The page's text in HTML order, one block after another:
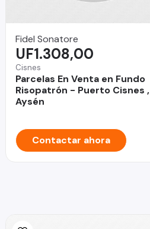
Fidel Sonatore
Cisnes
Parcelas En Venta en Fundo
Risopatrón - Puerto Cisnes ,
Aysén
UF1.308,00
Contactar ahora